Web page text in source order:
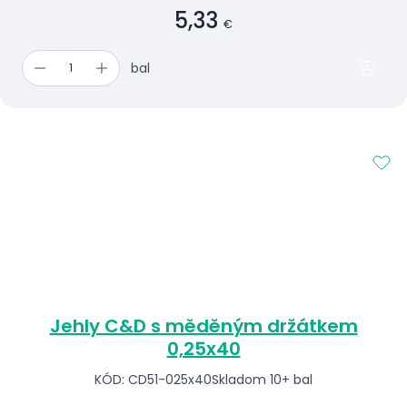
5,33 €
bal
Jehly C&D s měděným držátkem
0,25x40
KÓD: CD51-025x40Skladom 10+ bal